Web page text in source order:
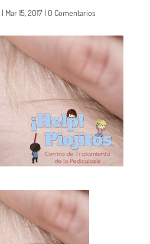
| Mar 15, 2017| 0 Comentarios